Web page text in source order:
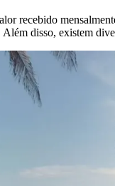
recebido
disso, existem